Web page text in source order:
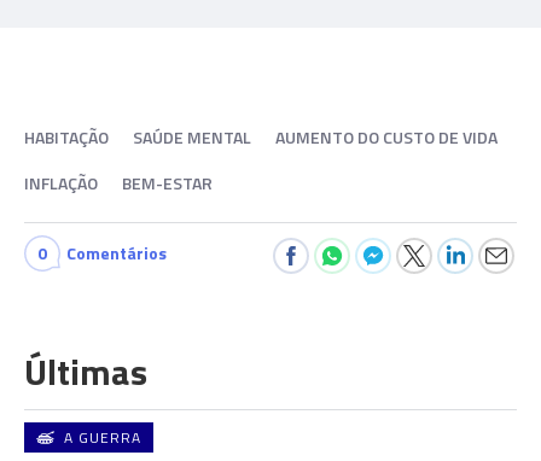
HABITAÇÃO SAÚDE MENTAL
AUMENTO DO CUSTO DE VIDA
INFLAÇÃO
BEM-ESTAR
0 Comentários
Últimas
A GUERRA